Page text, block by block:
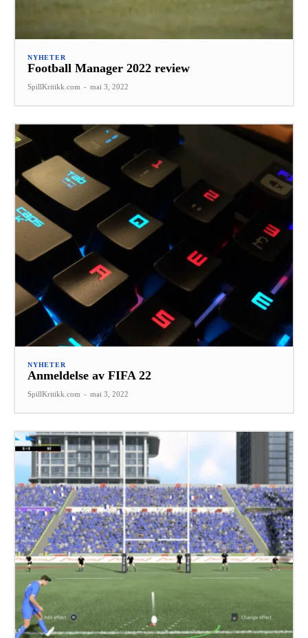
NYHETER
Football Manager 2022 review
SpillKritikk.com - mai 3, 2022
NYHETER
Anmeldelse av FIFA 22
SpillKritikk.com - mai 3, 2022